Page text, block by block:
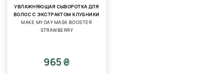
УВЛАЖНЯЮЩАЯ СЫВОРОТКА ДЛЯ
ВОЛОС С ЭКСТРАКТОМ КЛУБНИКИ
MAKE MY DAY MASK BOOSTER
STRAWBERRY
965 ₴